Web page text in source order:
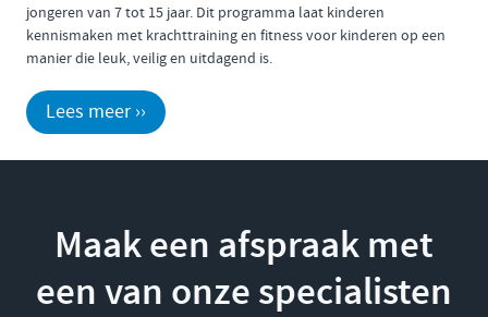
jongeren van 7 tot 15 jaar. Dit programma laat kinderen
kennismaken met krachttraining en fitness voor kinderen op een
manier die leuk, veilig en uitdagend is.
Lees meer ››
Maak een afspraak met
een van onze specialisten